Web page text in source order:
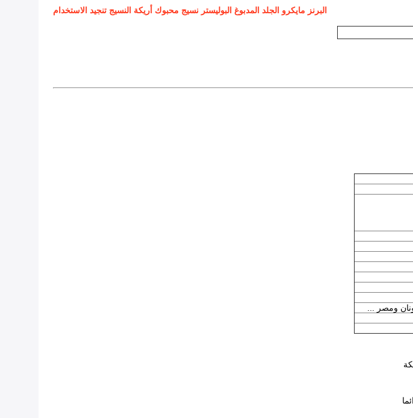
البرنز مايكرو الجلد المدبوغ البوليستر نسيج محبوك أريكة النسيج تنجيد الاستخدام
ومصر ...